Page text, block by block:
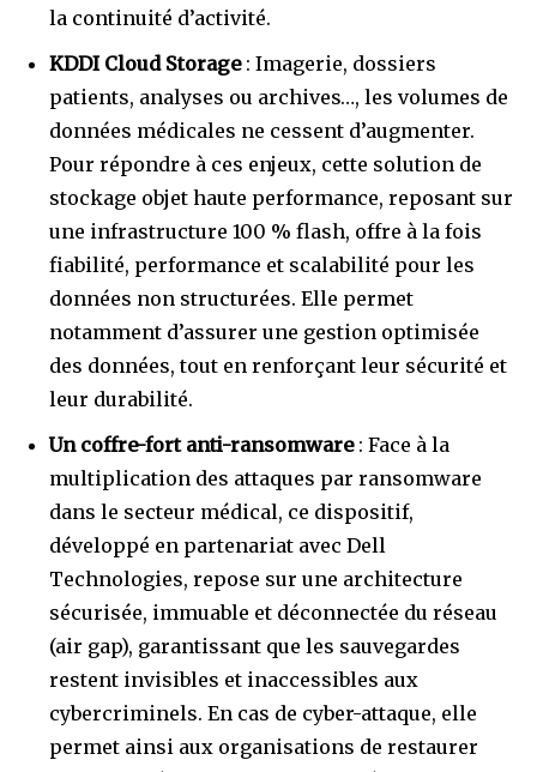
la continuité d’activité.
KDDI Cloud Storage: Imagerie, dossiers
patients, analyses ou archives…, les volumes de
données médicales ne cessent d’augmenter.
Pour répondre à ces enjeux, cette solution de
stockage objet haute performance, reposant sur
une infrastructure 100 % flash, offre à la fois
fiabilité, performance et scalabilité pour les
données non structurées. Elle permet
notamment d’assurer une gestion optimisée
des données, tout en renforçant leur sécurité et
leur durabilité.
Un coffre-fort anti-ransomware: Face à la
multiplication des attaques par ransomware
dans le secteur médical, ce dispositif,
développé en partenariat avec Dell
Technologies, repose sur une architecture
sécurisée, immuable et déconnectée du réseau
(air gap), garantissant que les sauvegardes
restent invisibles et inaccessibles aux
cybercriminels. En cas de cyber-attaque, elle
permet ainsi aux organisations de restaurer